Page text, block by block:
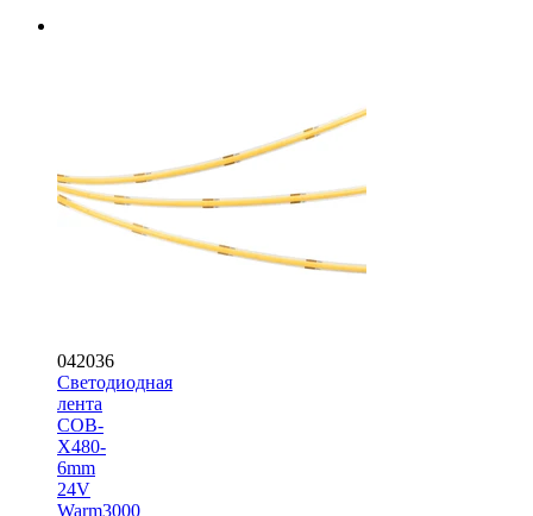
042036
Светодиодная
лента
COB-
X480-
6mm
24V
Warm3000